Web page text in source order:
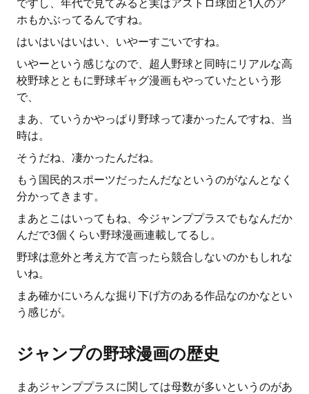
ですし、年代で見てみると実はアストロ球団と1人のア
ホもかぶってるんですね。
はいはいはいはい、いやーすごいですね。
いやーという感じなので、超人野球と同時にリアルな高
校野球とともに野球ギャグ漫画もやっていたという形
で、
まあ、ていうかやっぱり野球って凄かったんですね、当
時は。
そうだね、凄かったんだね。
もう国民的スポーツだったんだなというのがなんとなく
分かってきます。
まあとこはいってもね、今ジャンププラスでもなんだか
んだで3個くらい野球漫画連載してるし。
野球は意外と考え方で言ったら競合しないのかもしれな
いね。
まあ確かにいろんな掘り下げ方のある作品なのかなとい
う感じが。
ジャンプの野球漫画の歴史
まあジャンププラスに関しては母数が多いというのがあ